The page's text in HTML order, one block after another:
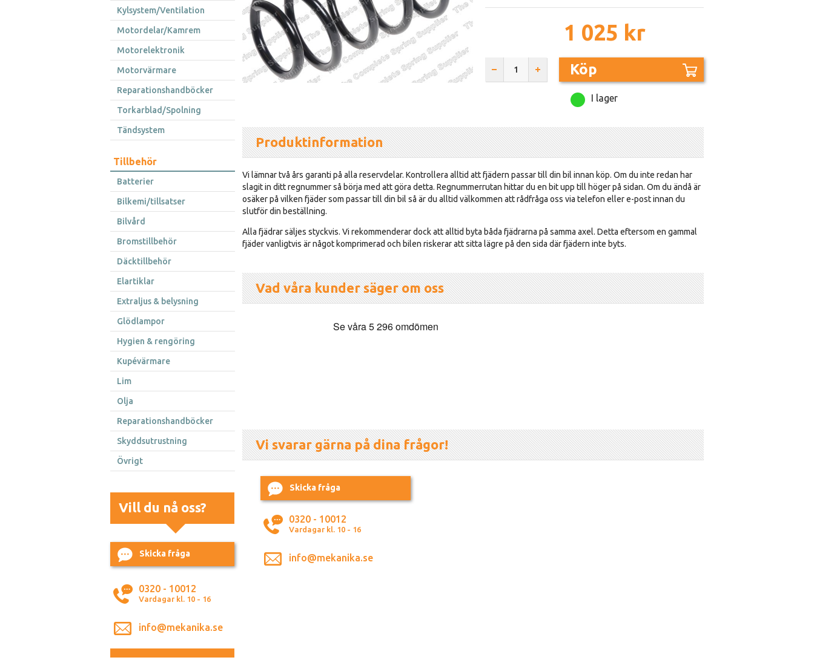
Kylsystem/Ventilation
Motordelar/Kamrem
Motorelektronik
Motorvärmare
Reparationshandböcker
Torkarblad/Spolning
Tändsystem
Tillbehör
Batterier
Bilkemi/tillsatser
Bilvård
Bromstillbehör
Däcktillbehör
Elartiklar
Extraljus & belysning
Glödlampor
Hygien & rengöring
Kupévärmare
Lim
Olja
Reparationshandböcker
Skyddsutrustning
Övrigt
Vill du nå oss?
Skicka fråga
0320 - 10012
Vardagar kl. 10 - 16
info@mekanika.se
1 025 kr
Köp
I lager
Produktinformation
Vi lämnar två års garanti på alla reservdelar. Kontrollera alltid att fjädern passar till din bil innan köp. Om du inte redan har
slagit in ditt regnummer så börja med att göra detta. Regnummerrutan hittar du en bit upp till höger på sidan. Om du ändå är
osäker på vilken fjäder som passar till din bil så är du alltid välkommen att rådfråga oss via telefon eller e-post innan du
slutför din beställning.
Alla fjädrar säljes styckvis. Vi rekommenderar dock att alltid byta båda fjädrarna på samma axel. Detta eftersom en gammal
fjäder vanligtvis är något komprimerad och bilen riskerar att sitta lägre på den sida där fjädern inte byts.
Vad våra kunder säger om oss
Vi svarar gärna på dina frågor!
Skicka fråga
0320 - 10012
Vardagar kl. 10 - 16
info@mekanika.se